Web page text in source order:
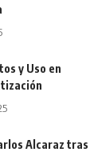
y Uso en
Alcaraz tras